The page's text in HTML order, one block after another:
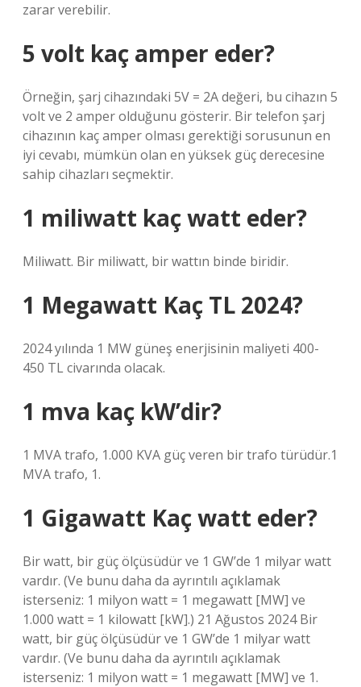
zarar verebilir.
5 volt kaç amper eder?
Örneğin, şarj cihazındaki 5V = 2A değeri, bu cihazın 5
volt ve 2 amper olduğunu gösterir. Bir telefon şarj
cihazının kaç amper olması gerektiği sorusunun en
iyi cevabı, mümkün olan en yüksek güç derecesine
sahip cihazları seçmektir.
1 miliwatt kaç watt eder?
Miliwatt. Bir miliwatt, bir wattın binde biridir.
1 Megawatt Kaç TL 2024?
2024 yılında 1 MW güneş enerjisinin maliyeti 400-
450 TL civarında olacak.
1 mva kaç kW’dir?
1 MVA trafo, 1.000 KVA güç veren bir trafo türüdür.1
MVA trafo, 1.
1 Gigawatt Kaç watt eder?
Bir watt, bir güç ölçüsüdür ve 1 GW’de 1 milyar watt
vardır. (Ve bunu daha da ayrıntılı açıklamak
isterseniz: 1 milyon watt = 1 megawatt [MW] ve
1.000 watt = 1 kilowatt [kW].) 21 Ağustos 2024 Bir
watt, bir güç ölçüsüdür ve 1 GW’de 1 milyar watt
vardır. (Ve bunu daha da ayrıntılı açıklamak
isterseniz: 1 milyon watt = 1 megawatt [MW] ve 1.